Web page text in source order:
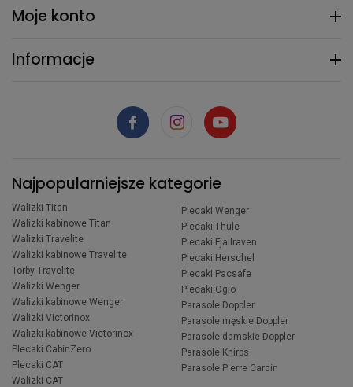
Moje konto
Informacje
Najpopularniejsze kategorie
Walizki Titan
Walizki kabinowe Titan
Walizki Travelite
Walizki kabinowe Travelite
Torby Travelite
Walizki Wenger
Walizki kabinowe Wenger
Walizki Victorinox
Walizki kabinowe Victorinox
Plecaki CabinZero
Plecaki CAT
Walizki CAT
Plecaki Wenger
Plecaki Thule
Plecaki Fjallraven
Plecaki Herschel
Plecaki Pacsafe
Plecaki Ogio
Parasole Doppler
Parasole męskie Doppler
Parasole damskie Doppler
Parasole Knirps
Parasole Pierre Cardin